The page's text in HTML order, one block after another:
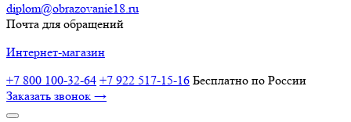
diplom@obrazovanie18.ru
Почта для обращений
Интернет-магазин
+7 800 100-32-64 +7 922 517-15-16 Бесплатно по России
Заказать звонок →